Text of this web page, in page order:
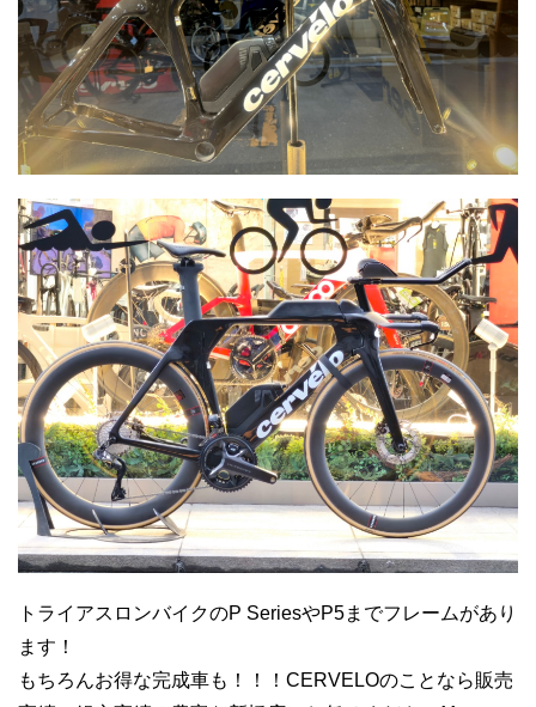
トライアスロンバイクのP SeriesやP5までフレームがあり
ます！
もちろんお得な完成車も！！！CERVELOのことなら販売